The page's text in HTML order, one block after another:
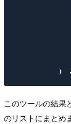
このツールの結果
のリストにまとめ